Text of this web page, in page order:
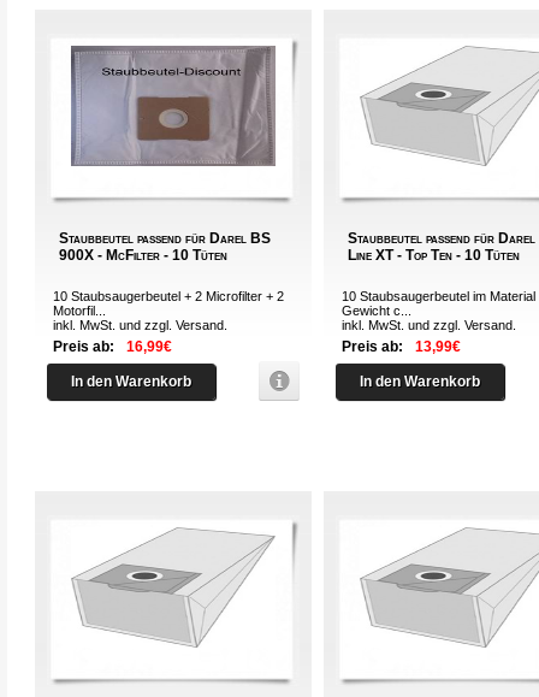
Staubbeutel passend für Darel BS
900X - McFilter - 10 Tüten
10 Staubsaugerbeutel + 2 Microfilter + 2
Motorfil...
inkl. MwSt. und zzgl.Versand
Preis ab: 16,99€
In den Warenkorb
Staubbeutel passend für
Line XT - Top Ten - 10 Tüten
10 Staubsaugerbeutel im Material
Gewicht c...
inkl. MwSt. und zzgl.Versand
Preis ab: 13,99€
In den Warenkorb